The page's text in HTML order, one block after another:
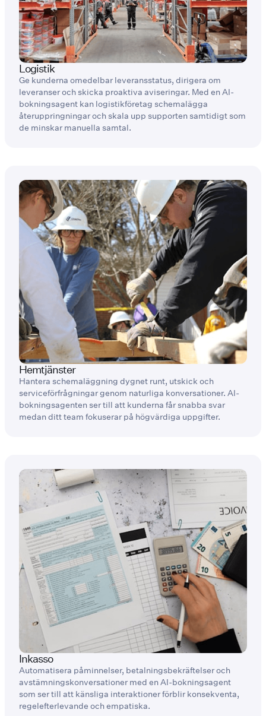
Logistik
Ge kunderna omedelbar leveransstatus, dirigera om
leveranser och skicka proaktiva aviseringar. Med en AI-
bokningsagent kan logistikföretag schemalägga
återuppringningar och skala upp supporten samtidigt som
de minskar manuella samtal.
Hemtjänster
Hantera schemaläggning dygnet runt, utskick och
serviceförfrågningar genom naturliga konversationer. AI-
bokningsagenten ser till att kunderna får snabba svar
medan ditt team fokuserar på högvärdiga uppgifter.
Inkasso
Automatisera påminnelser, betalningsbekräftelser och
avstämningskonversationer med en AI-bokningsagent
som ser till att känsliga interaktioner förblir konsekventa,
regelefterlevande och empatiska.